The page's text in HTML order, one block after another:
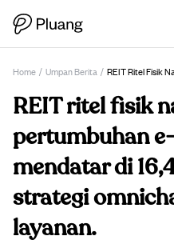
Home / Umpan Berita /
REIT ritel fisik
pertumbuhan
mendatar di
strategi
layanan.